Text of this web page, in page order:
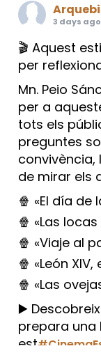
3 days ago
🎬 Aquest
per
Mn. Peio
per a
tots els
preguntes
de mirar els
🍿 «El día de
🍿 «Las
🍿 «Viaje al
🍿 «León
🍿 «Las
▶️
prepara una
est